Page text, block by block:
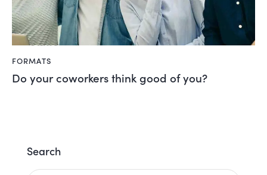
FORMATS
Do your coworkers think good of you?
Search